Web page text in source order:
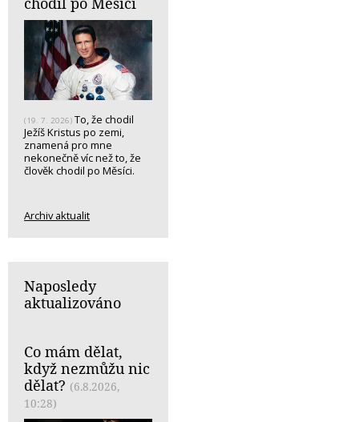
(19. 7. 2026) To, že chodil
Ježíš Kristus po zemi,
znamená pro mne
nekonečně víc než to, že
člověk chodil po Měsíci.
Archiv aktualit
Naposledy
aktualizováno
Co mám dělat,
když nezmůžu nic
dělat? (6.8.2026,
10:28)